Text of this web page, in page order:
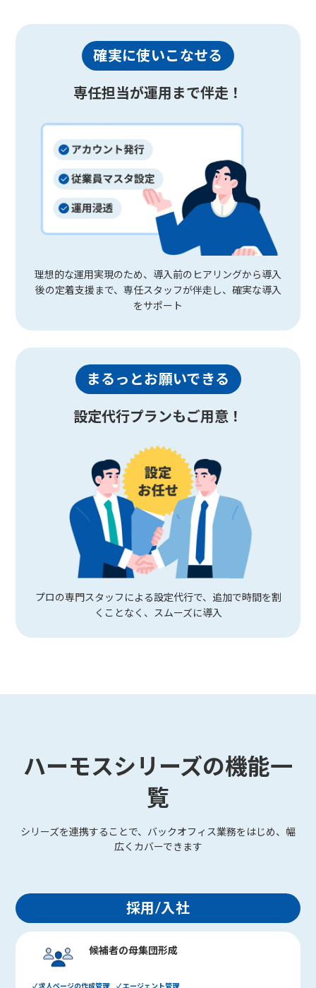
確実に使いこなせる
専任担当が運用まで伴走！
理想的な運用実現のため、導入前のヒアリングから導入
後の定着支援まで、専任スタッフが伴走し、確実な導入
をサポート
まるっとお願いできる
設定代行プランもご用意！
プロの専門スタッフによる設定代行で、追加で時間を割
くことなく、スムーズに導入
ハーモスシリーズの機能一
覧
シリーズを連携することで、バックオフィス業務をはじめ、幅
広くカバーできます
採用/入社
候補者の母集団形成
✓ 求人ページの作成管理 ✓ エージェント管理